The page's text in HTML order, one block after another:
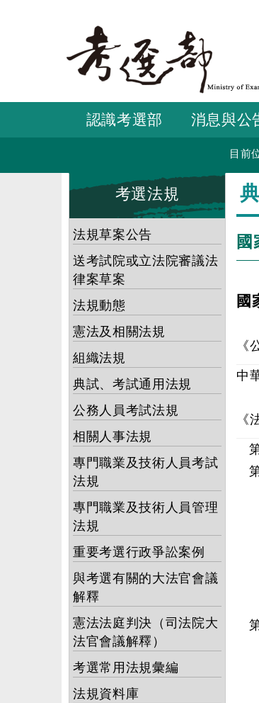
要
容
認識考選部 消息與公
目前
考選法規
法規草案公告
送考試院或立法院審議法
律案草案
法規動態
憲法及相關法規
組織法規
典試、考試通用法規
公務人員考試法規
相關人事法規
專門職業及技術人員考試
法規
專門職業及技術人員管理
法規
重要考選行政爭訟案例
與考選有關的大法官會議
解釋
憲法法庭判決（司法院大
法官會議解釋）
考選常用法規彙編
法規資料庫
:::
國
《
中
《